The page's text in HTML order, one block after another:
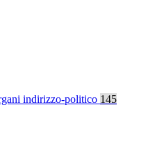
indirizzo-politico 145